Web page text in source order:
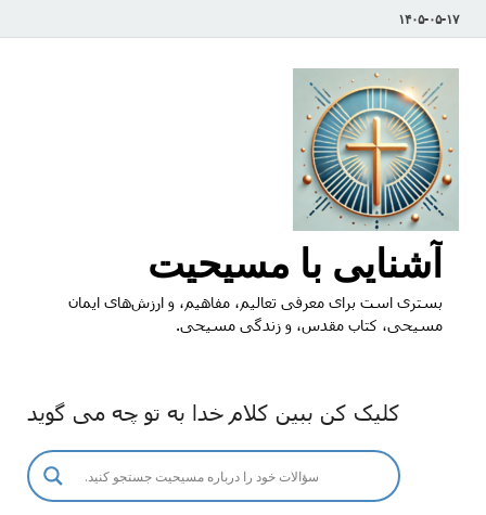
۱۴۰۵-۰۵-۱۷
آشنایی با مسیحیت
بستری است برای معرفی تعالیم، مفاهیم، و ارزش‌های ایمان
مسیحی، کتاب مقدس، و زندگی مسیحی.
کلیک کن ببین کلام خدا به تو چه می گوید